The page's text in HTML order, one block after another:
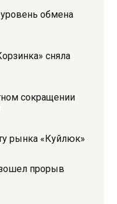
обмена
сняла
сокращении
рынка «Куйлюк»
прорыв